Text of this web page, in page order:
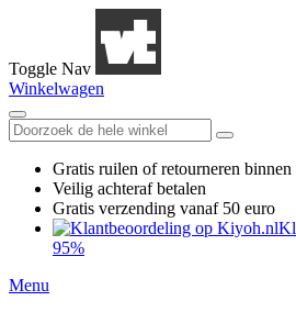
Toggle Nav
Winkelwagen
Gratis ruilen of retourneren binnen
Veilig achteraf betalen
Gratis verzending vanaf 50 euro
95%
Menu